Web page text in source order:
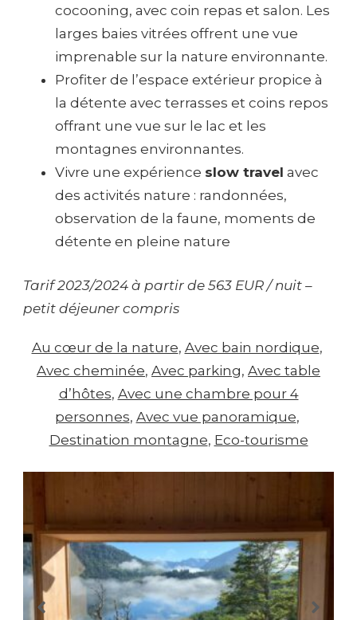
cocooning, avec coin repas et salon. Les
larges baies vitrées offrent une vue
imprenable sur la nature environnante.
Profiter de l’espace extérieur propice à
la détente avec terrasses et coins repos
offrant une vue sur le lac et les
montagnes environnantes.
Vivre une expérience slow travel avec
des activités nature : randonnées,
observation de la faune, moments de
détente en pleine nature
Tarif 2023/2024 à partir de 563 EUR / nuit –
petit déjeuner compris
Au cœur de la nature, Avec bain nordique
Avec cheminée, Avec parking, Avec table
d’hôtes, Avec une chambre pour 4
personnes, Avec vue panoramique
Destination montagne, Eco-tourisme